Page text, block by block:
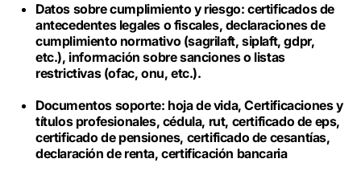
Datos sobre cumplimiento y riesgo: certificados de
antecedentes legales o fiscales, declaraciones de
cumplimiento normativo (sagrilaft, siplaft, gdpr,
etc.), información sobre sanciones o listas
restrictivas (ofac, onu, etc.).
Documentos soporte: hoja de vida, Certificaciones y
títulos profesionales, cédula, rut, certificado de eps,
certificado de pensiones, certificado de cesantías,
declaración de renta, certificación bancaria